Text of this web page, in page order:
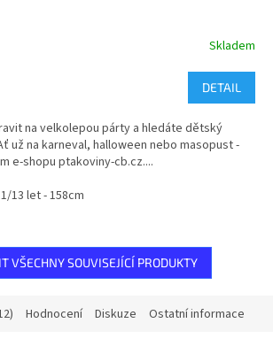
Skladem
DETAIL
na velkolepou párty a hledáte dětský
už na karneval, halloween nebo masopust -
e-shopu ptakoviny-cb.cz....
13 let - 158cm
VŠECHNY SOUVISEJÍCÍ PRODUKTY
Hodnocení Diskuze Ostatní informace